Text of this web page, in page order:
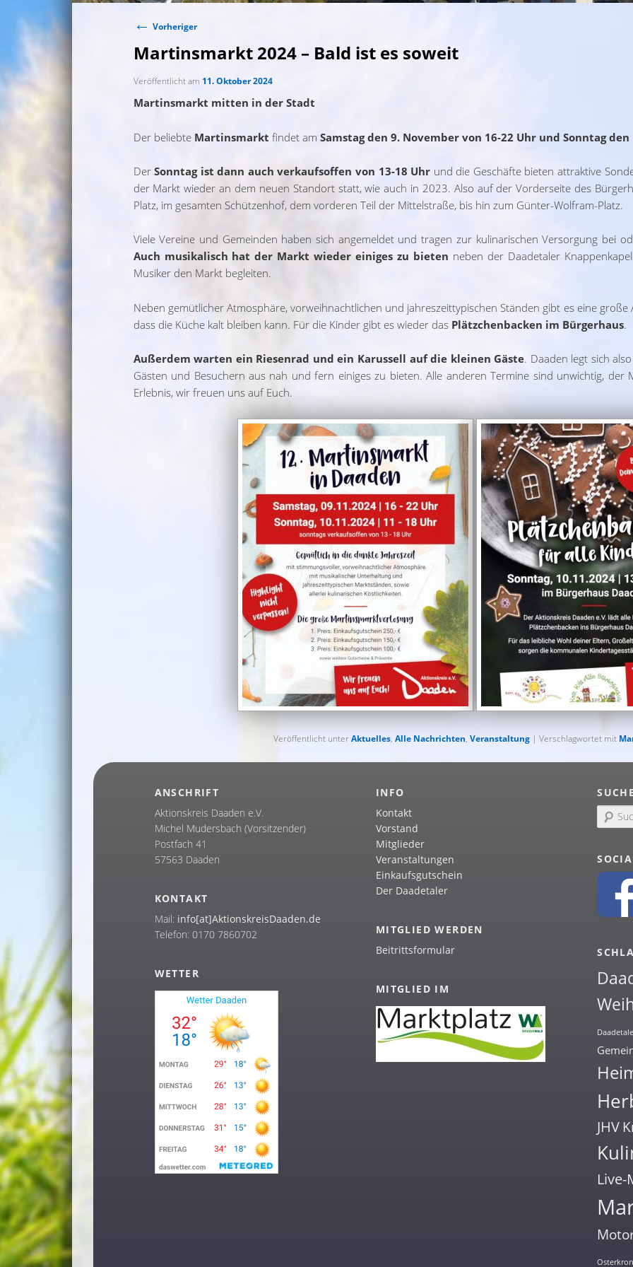
Beitragsnavigation
← Vorheriger
Martinsmarkt 2024 – Bald ist es soweit
Veröffentlicht am 11. Oktober 2024
Martinsmarkt mitten in der Stadt
Der beliebte Martinsmarkt findet am Samstag den 9. November von 16-22 Uhr und Sonntag
DerSonntag ist dann auch verkaufsoffen von 13-18 Uhr und die Geschäfte bieten attraktive
der Markt wieder an dem neuen Standort statt, wie auch in 2023. Also auf der Vorderseite des
Platz, im gesamten Schützenhof, dem vorderen Teil der Mittelstraße, bis hin zum Günter-Wolfram-Platz.
Viele Vereine und Gemeinden haben sich angemeldet und tragen zur kulinarischen Versorgung bei
Auch musikalisch hat der Markt wieder einiges zu bieten neben der Daadetaler
Musiker den Markt begleiten.
Neben gemütlicher Atmosphäre, vorweihnachtlichen und jahreszeittypischen Ständen gibt es eine große
dass die Küche kalt bleiben kann. Für die Kinder gibt es wieder das Plätzchenbacken im Bürgerhaus.
Außerdem warten ein Riesenrad und ein Karussell auf die kleinen Gäste. Daaden legt sich
Gästen und Besuchern aus nah und fern einiges zu bieten. Alle anderen Termine sind unwichtig, der
Erlebnis, wir freuen uns auf Euch.
Veröffentlicht unterAktuelles, Alle Nachrichten, Veranstaltung| Verschlagwortet mit
ANSCHRIFT
Aktionskreis Daaden e.V.
Michel Mudersbach (Vorsitzender)
Postfach 41
57563 Daaden
KONTAKT
Mail: info[at]AktionskreisDaaden.de
Telefon: 0170 7860702
WETTER
INFO
Kontakt
Vorstand
Mitglieder
Veranstaltungen
Einkaufsgutschein
Der Daadetaler
MITGLIED WERDEN
Beitrittsformular
MITGLIED IM
u
e
n
JHV
Live-